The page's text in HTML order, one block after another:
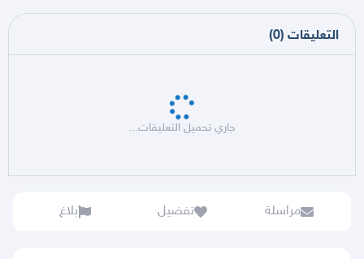
التعليقات (
0
)
جاري تحميل التعليقات...
مراسلة تفضيل بلاغ